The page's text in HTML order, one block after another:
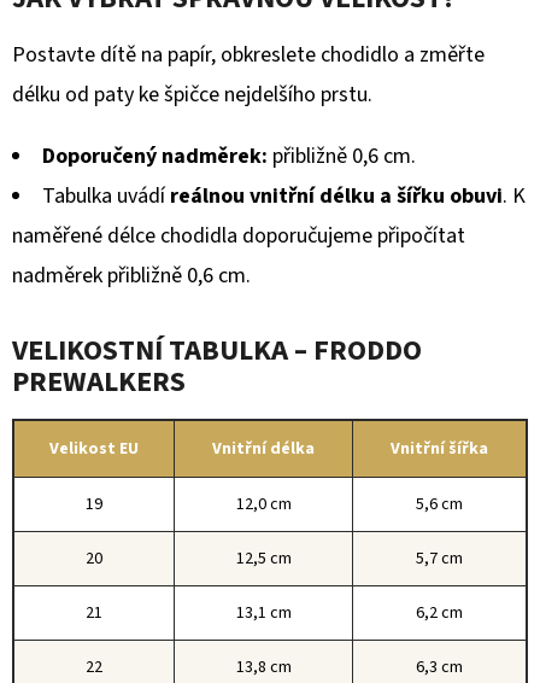
Postavte dítě na papír, obkreslete chodidlo a změřte
délku od paty ke špičce nejdelšího prstu.
Doporučený nadměrek: přibližně 0,6 cm.
Tabulka uvádíreálnou vnitřní délku a šířku obuvi. K
naměřené délce chodidla doporučujeme připočítat
nadměrek přibližně 0,6 cm.
VELIKOSTNÍ TABULKA – FRODDO
PREWALKERS
Velikost EU Vnitřní délka Vnitřní šířka
19 12,0 cm 5,6 cm
20 12,5 cm 5,7 cm
21 13,1 cm 6,2 cm
22 13,8 cm 6,3 cm